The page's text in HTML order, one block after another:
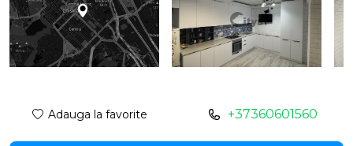
Adauga la favorite +37360601560